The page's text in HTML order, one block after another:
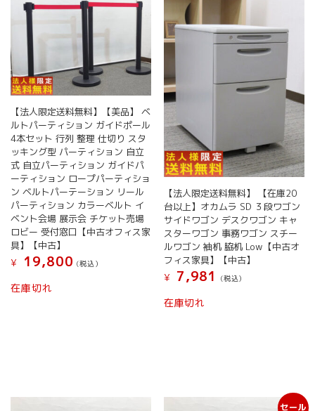
【法人限定送料無料】【美品】 ベ
ルトパーティション ガイドポール
4本セット 行列 整理 仕切り スタ
ッキング型 パーティション 自立
式 自立パーティション ガイドパ
ーティション ロープパーティショ
ン ベルトパーテーション リール
パーティション カラーベルト イ
ベント会場 展示会 チケット売場
ロビー 受付窓口【中古オフィス家
具】【中古】
¥
19,800 (税込）
在庫切れ
【法人限定送料無料】 【在庫20
台以上】オカムラ SD ３段ワゴン
サイドワゴン デスクワゴン キャ
スターワゴン 事務ワゴン スチー
ルワゴン 袖机 脇机 Low【中古オ
フィス家具】【中古】
¥
7,981 (税込）
在庫切れ
セール